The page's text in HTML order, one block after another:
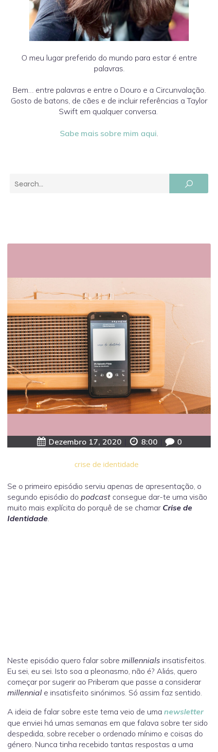
O meu lugar preferido do mundo para estar é entre
palavras.
Bem… entre palavras e entre o Douro e a Circunvalação.
Gosto de batons, de cães e de incluir referências a Taylor
Swift em qualquer conversa.
Sabe mais sobre mim aqui.
Dezembro 17, 2020 8:00 0
crise de identidade
Se o primeiro episódio serviu apenas de apresentação, o
segundo episódio do podcast consegue dar-te uma visão
muito mais explícita do porquê de se chamar Crise de
Identidade.
Neste episódio quero falar sobre millennials insatisfeitos.
Eu sei, eu sei. Isto soa a pleonasmo, não é? Aliás, quero
começar por sugerir ao Priberam que passe a considerar
millennial e insatisfeito sinónimos. Só assim faz sentido.
A ideia de falar sobre este tema veio de uma newsletter
que enviei há umas semanas em que falava sobre ter sido
despedida, sobre receber o ordenado mínimo e coisas do
género. Nunca tinha recebido tantas respostas a uma